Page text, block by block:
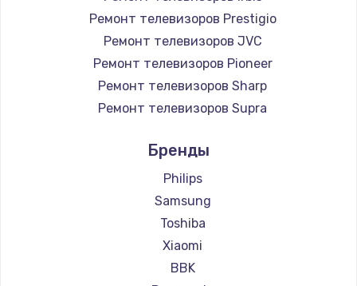
Замена микросхемы NFC
1100 руб.
Заказать
Замена шим-контроллера
Заказать
Настройка Wi-Fi
1030 руб.
Заказать
Ремонт телевизоров Prestigio
Ремонт телевизоров JVC
Ремонт телевизоров Pioneer
Ремонт телевизоров Sharp
Ремонт телевизоров Supra
Ремонт телевизоров Hisense
Ремонт телевизоров Daewoo
Ремонт телевизоров Centek
Ремонт телевизоров Telefunken
Ремонт телевизоров Hyundai
Ремонт телевизоров Doffler
Бренды
Philips
Samsung
Toshiba
Xiaomi
BBK